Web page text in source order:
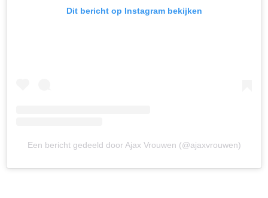
Dit bericht op Instagram bekijken
Een bericht gedeeld door Ajax Vrouwen (@ajaxvrouwen)